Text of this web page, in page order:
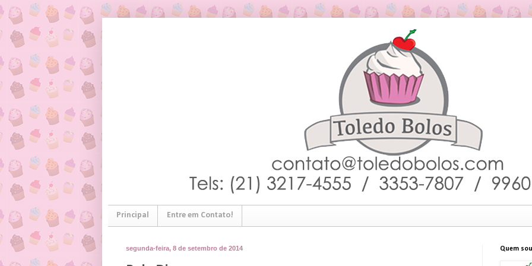
Principal Entre em Contato!
segunda-feira, 8 de setembro de 2014 Quem